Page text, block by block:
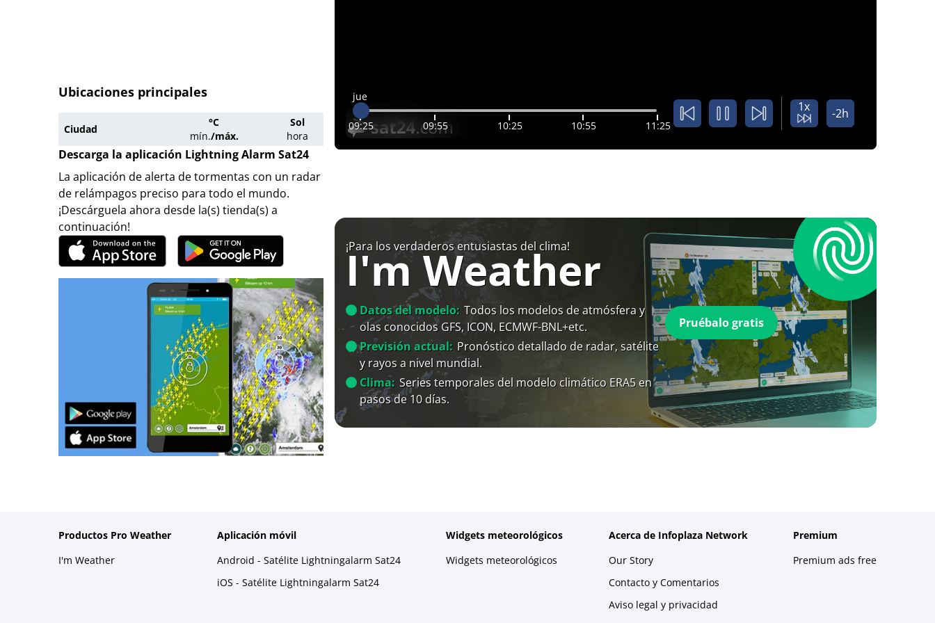
Ubicaciones principales
Ciudad
°C
mín./máx.
Sol
hora
Descarga la aplicación Lightning Alarm Sat24
La aplicación de alerta de tormentas con un radar
de relámpagos preciso para todo el mundo.
¡Descárguela ahora desde la(s) tienda(s) a
continuación!
jue
09:25 09:55 10:25 10:55 11:25
1x -2h
¡Para los verdaderos entusiastas del clima!
I'm Weather
Datos del modelo: Todos los modelos de atmósfera y
olas conocidos GFS, ICON, ECMWF-BNL+etc.
Previsión actual: Pronóstico detallado de radar, satélite
y rayos a nivel mundial.
Clima: Series temporales del modelo climático ERA5 en
pasos de 10 días.
Pruébalo gratis
Productos Pro Weather
I'm Weather
Aplicación móvil
Android - Satélite Lightningalarm Sat24
iOS - Satélite Lightningalarm Sat24
Widgets meteorológicos
Widgets meteorológicos
Acerca de Infoplaza Network
Our Story
Contacto y Comentarios
Aviso legal y privacidad
Premium
Premium ads free